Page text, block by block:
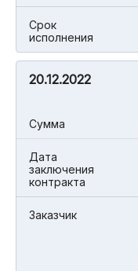
Срок
исполнения
20.12.2022
Cумма
Дата
заключения
контракта
Заказчик